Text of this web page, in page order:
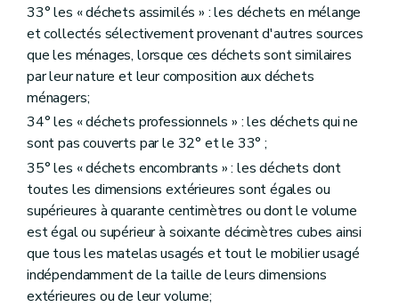
33° les « déchets assimilés » : les déchets en mélange
et collectés sélectivement provenant d'autres sources
que les ménages, lorsque ces déchets sont similaires
par leur nature et leur composition aux déchets
ménagers;
34° les « déchets professionnels » : les déchets qui ne
sont pas couverts par le 32° et le 33° ;
35° les « déchets encombrants » : les déchets dont
toutes les dimensions extérieures sont égales ou
supérieures à quarante centimètres ou dont le volume
est égal ou supérieur à soixante décimètres cubes ainsi
que tous les matelas usagés et tout le mobilier usagé
indépendamment de la taille de leurs dimensions
extérieures ou de leur volume;